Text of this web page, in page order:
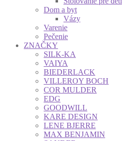
Dom a byt
Vázy
Varenie
Pečenie
ZNAČKY
SILK-KA
VAIYA
BIEDERLACK
VILLEROY BOCH
COR MULDER
EDG
GOODWILL
KARE DESIGN
LENE BJERRE
MAX BENJAMIN